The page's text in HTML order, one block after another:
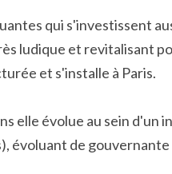
qui s'investissent
ludique et revitalisant
et s'installe à Paris.
elle évolue au sein d'un
évoluant de